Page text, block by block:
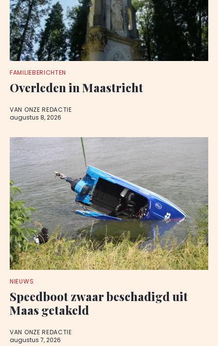
FAMILIEBERICHTEN
Overleden in Maastricht
VAN ONZE REDACTIE
augustus 8, 2026
NIEUWS
Speedboot zwaar beschadigd uit
Maas getakeld
VAN ONZE REDACTIE
augustus 7, 2026